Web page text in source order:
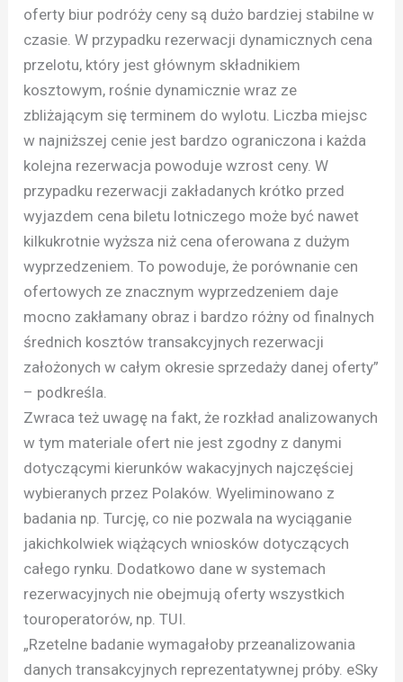
oferty biur podróży ceny są dużo bardziej stabilne w
czasie. W przypadku rezerwacji dynamicznych cena
przelotu, który jest głównym składnikiem
kosztowym, rośnie dynamicznie wraz ze
zbliżającym się terminem do wylotu. Liczba miejsc
w najniższej cenie jest bardzo ograniczona i każda
kolejna rezerwacja powoduje wzrost ceny. W
przypadku rezerwacji zakładanych krótko przed
wyjazdem cena biletu lotniczego może być nawet
kilkukrotnie wyższa niż cena oferowana z dużym
wyprzedzeniem. To powoduje, że porównanie cen
ofertowych ze znacznym wyprzedzeniem daje
mocno zakłamany obraz i bardzo różny od finalnych
średnich kosztów transakcyjnych rezerwacji
założonych w całym okresie sprzedaży danej oferty”
– podkreśla.
Zwraca też uwagę na fakt, że rozkład analizowanych
w tym materiale ofert nie jest zgodny z danymi
dotyczącymi kierunków wakacyjnych najczęściej
wybieranych przez Polaków. Wyeliminowano z
badania np. Turcję, co nie pozwala na wyciąganie
jakichkolwiek wiążących wniosków dotyczących
całego rynku. Dodatkowo dane w systemach
rezerwacyjnych nie obejmują oferty wszystkich
touroperatorów, np. TUI.
„Rzetelne badanie wymagałoby przeanalizowania
danych transakcyjnych reprezentatywnej próby. eSky